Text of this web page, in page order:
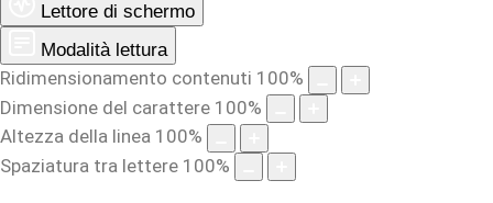
Lettore di schermo
Modalità lettura
Ridimensionamento contenuti 100%
Dimensione del carattere 100%
Altezza della linea 100%
Spaziatura tra lettere 100%